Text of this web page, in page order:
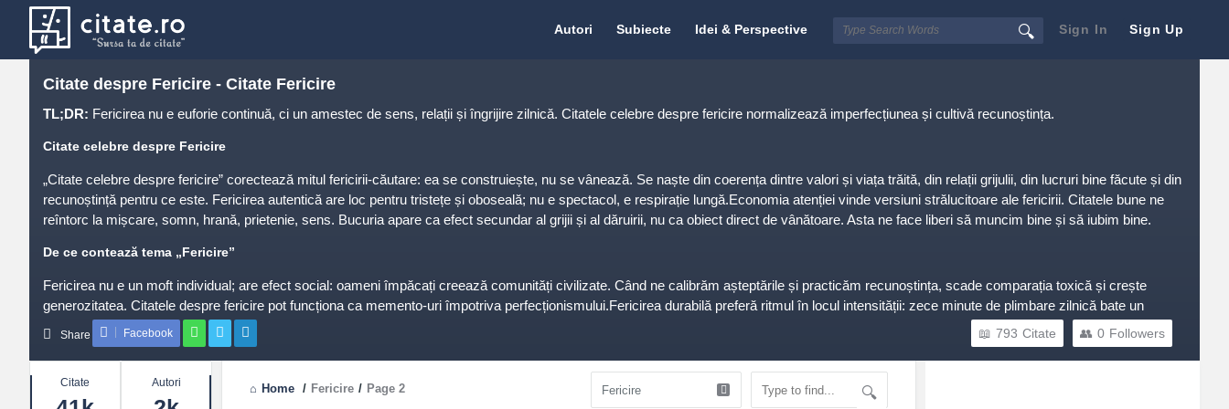
Sign In Sign Up
Citate.ro
Autori Subiecte Idei & Perspective
Citate despre Fericire - Citate Fericire
TL;DR: Fericirea nu e euforie continuă, ci un amestec de sens, relații și îngrijire zilnică. Citatele celebre despre fericire normalizează imperfecțiunea și cultivă recunoștința.
Citate celebre despre Fericire
„Citate celebre despre fericire” corectează mitul fericirii-căutare: ea se construiește, nu se vânează. Se naște din coerența dintre valori și viața trăită, din relații grijulii, din lucruri bine făcute și din
recunoștință pentru ce este. Fericirea autentică are loc pentru tristețe și oboseală; nu e spectacol, e respirație lungă.Economia atenției vinde versiuni strălucitoare ale fericirii. Citatele bune ne
reîntorc la mișcare, somn, hrană, prietenie, sens. Bucuria apare ca efect secundar al grijii și al dăruirii, nu ca obiect direct de vânătoare. Asta ne face liberi să muncim bine și să iubim bine.
De ce contează tema „Fericire”
Fericirea nu e un moft individual; are efect social: oameni împăcați creează comunități civilizate. Când ne calibrăm așteptările și practicăm recunoștința, scade comparația toxică și crește
generozitatea. Citatele despre fericire pot funcționa ca memento-uri împotriva perfecționismului.Fericirea durabilă preferă ritmul în locul intensității: zece minute de plimbare zilnică bate un
maraton rar; o masă în liniște bate o sărbătoare gălăgioasă când restul e haos. Micile ritualuri scot la lumină binele deja prezent.
Teme frecvente
: vezi binele real.
Share Facebook 0 Followers
793 Citate
Home / Fericire / Page 2
Stats
Citate Autori